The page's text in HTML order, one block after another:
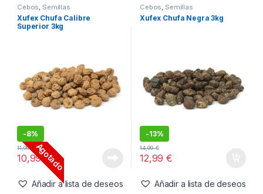
Cebos, Semillas
Xufex Chufa Calibre
Superior 3kg
-8%
Agotado
10,99€
11,99
Añadir a lista de deseos
Cebos, Semillas
Xufex Chufa Negra 3kg
-13%
12,99€
14,99€
Añadir a lista de deseos